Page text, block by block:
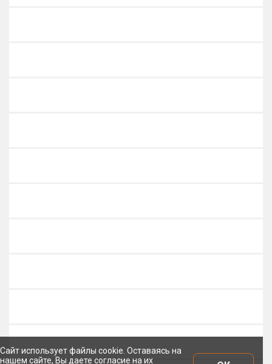
Сайт использует файлы cookie. Оставаясь на
нашем сайте, Вы даете согласие на их